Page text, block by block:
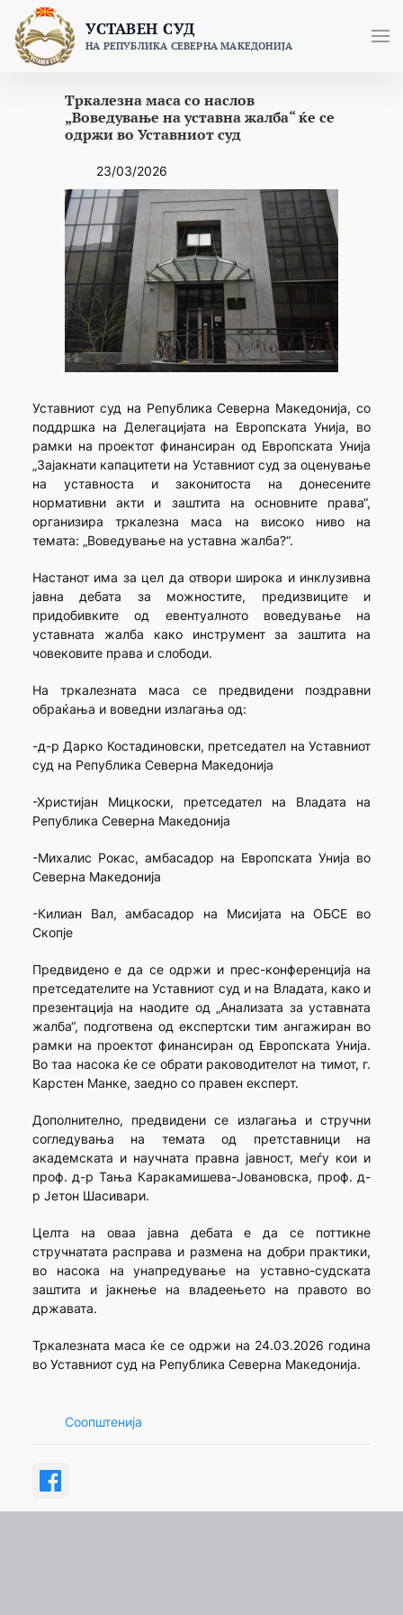
content
УСТАВЕН СУД
НА РЕПУБЛИКА СЕВЕРНА МАКЕДОНИЈА
Тркалезна маса со наслов
„Воведување на уставна жалба“ ќе се
одржи во Уставниот суд
23/03/2026
Уставниот суд на Република Северна Македонија, со
поддршка на Делегацијата на Европската Унија, во
рамки на проектот финансиран од Европската Унија
„Зајакнати капацитети на Уставниот суд за оценување
на уставноста и законитоста на донесените
нормативни акти и заштита на основните права“,
организира тркалезна маса на високо ниво на
темата: „Воведување на уставна жалба?“.
Настанот има за цел да отвори широка и инклузивна
јавна дебата за можностите, предизвиците и
придобивките од евентуалното воведување на
уставната жалба како инструмент за заштита на
човековите права и слободи.
На тркалезната маса се предвидени поздравни
обраќања и воведни излагања од:
-д-р Дарко Костадиновски, претседател на Уставниот
суд на Република Северна Македонија
-Христијан Мицкоски, претседател на Владата на
Република Северна Македонија
-Михалис Рокас, амбасадор на Европската Унија во
Северна Македонија
-Килиан Вал, амбасадор на Мисијата на ОБСЕ во
Скопје
Предвидено е да се одржи и прес-конференција на
претседателите на Уставниот суд и на Владата, како и
презентација на наодите од „Анализата за уставната
жалба“, подготвена од експертски тим ангажиран во
рамки на проектот финансиран од Европската Унија.
Во таа насока ќе се обрати раководителот на тимот, г.
Карстен Манке, заедно со правен експерт.
Дополнително, предвидени се излагања и стручни
согледувања на темата од претставници на
академската и научната правна јавност, меѓу кои и
проф. д-р Тања Каракамишева-Јовановска, проф. д-
р Јетон Шасивари.
Целта на оваа јавна дебата е да се поттикне
стручнатата расправа и размена на добри практики,
во насока на унапредување на уставно-судската
заштита и јакнење на владеењето на правото во
државата.
Тркалезната маса ќе се одржи на 24.03.2026 година
во Уставниот суд на Република Северна Македонија.
Соопштенија